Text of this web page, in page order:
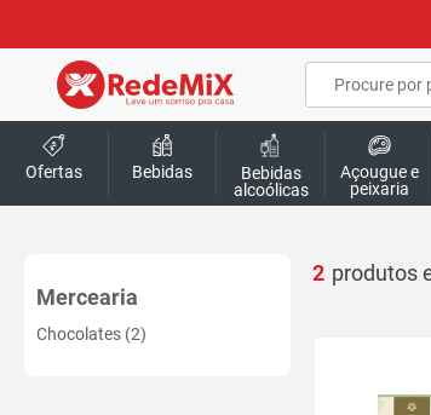
Ofertas Bebidas
Bebidas
alcoólicas
Açougue e
peixaria
Mercearia
Chocolates (2)
2